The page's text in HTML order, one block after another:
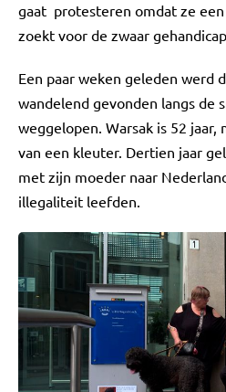
gaat protesteren omdat ze
zoekt voor de zwaar
Een paar weken geleden werd
wandelend gevonden langs de
weggelopen. Warsak is 52
van een kleuter. Dertien jaar
met zijn moeder naar
illegaliteit leefden.